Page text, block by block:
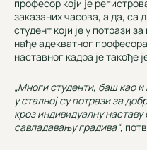
професор који је
заказаних часова, а да, са
студент који је у потрази
нађе адекватног
наставног кадра је такође
„Многи студенти, баш као
у сталној су потрази за
кроз индивидуалну
савладавању градива“,